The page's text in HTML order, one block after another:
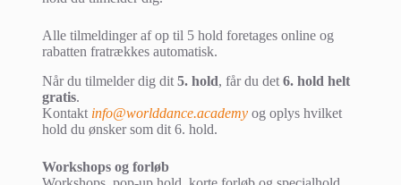
Alle tilmeldinger af op til 5 hold foretages online og
rabatten fratrækkes automatisk.
Når du tilmelder dig dit 5. hold, får du det6. hold helt
gratis.
Kontakt info@worlddance.academyog oplys hvilket
hold du ønsker som dit 6. hold.
Workshops og forløb